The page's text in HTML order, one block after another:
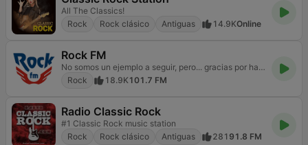
All The Classics!
Rock
Rock clásico Antiguas 14.9KOnline
Rock FM
No somos un ejemplo a seguir, pero... gracias por hacerlo
Rock
18.9K101.7 FM
Radio Classic Rock
#1 Classic Rock music station
Rock
Rock clásico Antiguas 281 91.8 FM